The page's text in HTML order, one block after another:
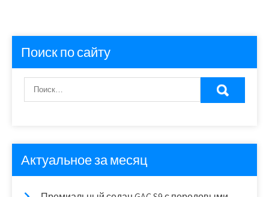
Поиск по сайту
Актуальное за месяц